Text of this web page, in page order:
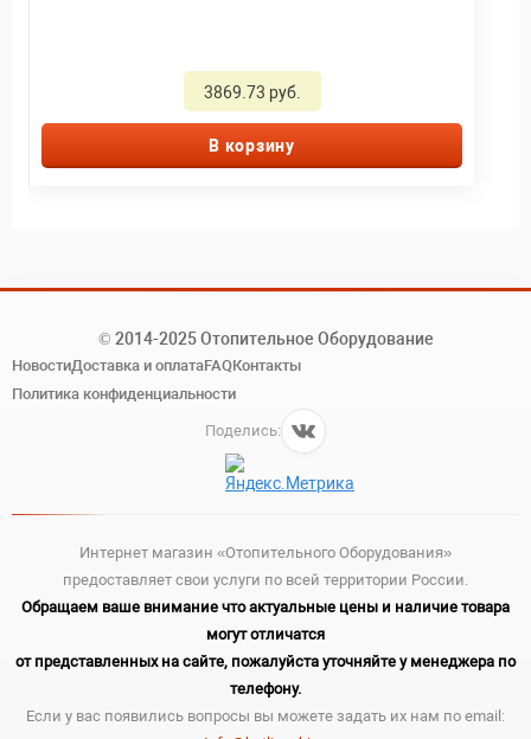
3869.73 руб.
В корзину
© 2014-2025 Отопительное Оборудование
НовостиДоставка и оплатаFAQКонтакты
Политика конфиденциальности
Поделись:
Интернет магазин «Отопительного Оборудования»
предоставляет свои услуги по всей территории России.
Обращаем ваше внимание что актуальные цены и наличие товара
могут отличатся
от представленных на сайте, пожалуйста уточняйте у менеджера по
телефону.
Если у вас появились вопросы вы можете задать их нам по email: